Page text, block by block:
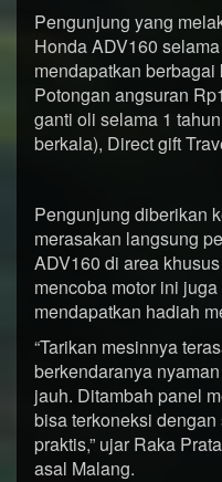
Pengunjung yang
Honda ADV160
mendapatkan
Potongan angsuran
ganti oli selama 1
berkala), Direct gift
Pengunjung diberikan
merasakan langsung
ADV160 di area
mencoba motor ini
mendapatkan hadiah
“Tarikan mesinnya
berkendaranya
jauh. Ditambah panel
bisa terkoneksi
praktis,” ujar Raka
asal Malang.